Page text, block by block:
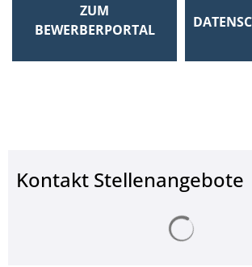
ZUM
BEWERBERPORTAL
Kontakt Stellenangebote